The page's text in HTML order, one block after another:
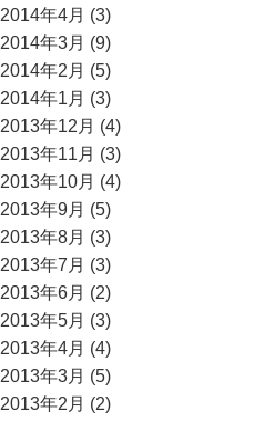
2014年4月 (3)
2014年3月 (9)
2014年2月 (5)
2014年1月 (3)
2013年12月 (4)
2013年11月 (3)
2013年10月 (4)
2013年9月 (5)
2013年8月 (3)
2013年7月 (3)
2013年6月 (2)
2013年5月 (3)
2013年4月 (4)
2013年3月 (5)
2013年2月 (2)